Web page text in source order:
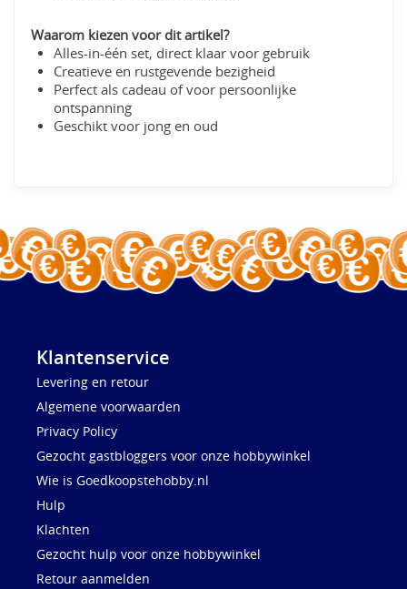
Waarom kiezen voor dit artikel?
Alles-in-één set, direct klaar voor gebruik
Creatieve en rustgevende bezigheid
Perfect als cadeau of voor persoonlijke
ontspanning
Geschikt voor jong en oud
Klantenservice
Levering en retour
Algemene voorwaarden
Privacy Policy
Gezocht gastbloggers voor onze hobbywinkel
Wie is Goedkoopstehobby.nl
Hulp
Klachten
Gezocht hulp voor onze hobbywinkel
Retour aanmelden